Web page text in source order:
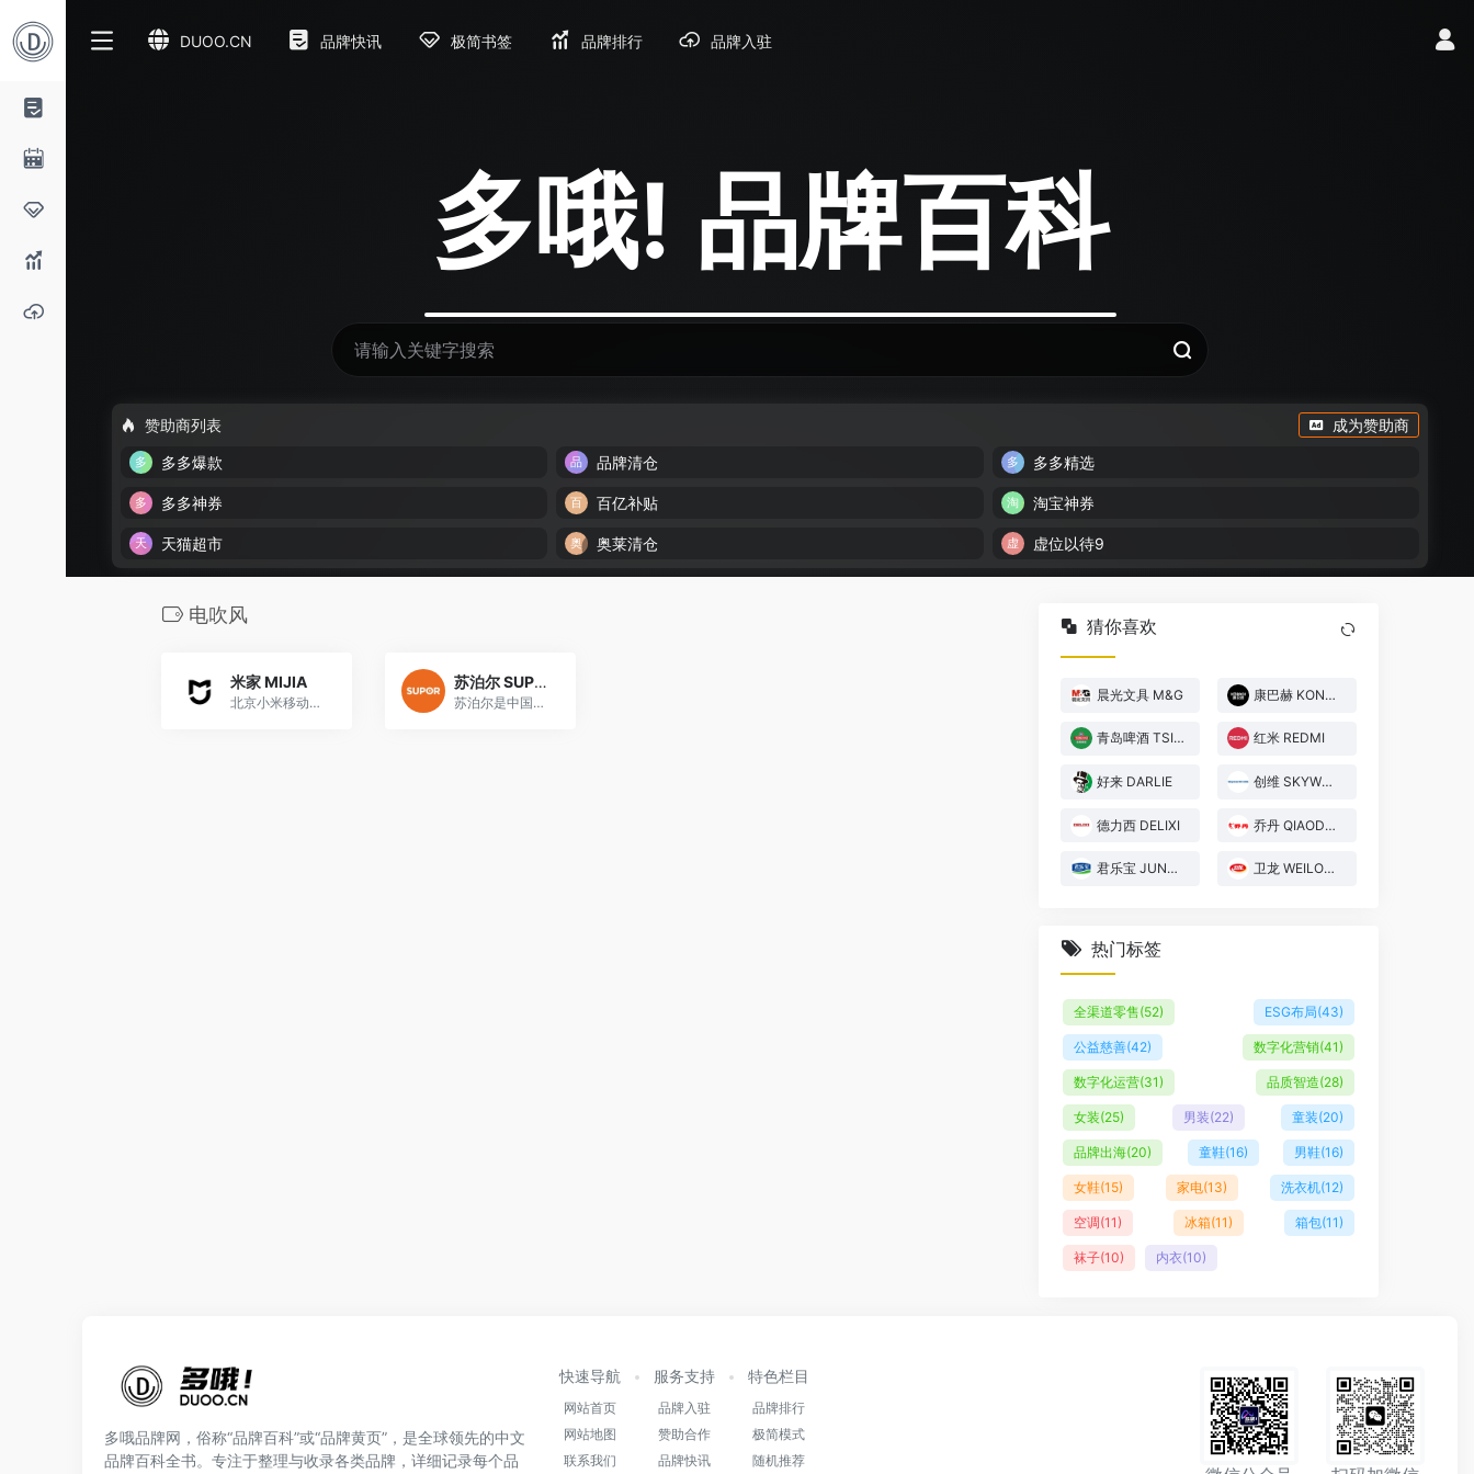
DUOO.CN 品牌快讯 极简书签 品牌排行 品牌入驻
多哦! 品牌百科
赞助商列表
成为赞助商
多多爆款
品牌清仓 多多精选
多多神券 百亿补贴 淘宝神券
天猫超市 奥莱清仓 虚位以待9
电吹风
米家 MIJIA
北京小米移动软件有限公司旗下品牌，始于2016年。小米在北京发布全新的生态链品牌MIJIA米家。新品牌日后专门承载小米供应链产品，而之前的小米品牌用于专门承载小米自有产品。
苏泊尔 SUPOR
苏泊尔是中国厨房小家电领导品牌，炊具研发制造商，是中国炊具行业首家上市公司(股票代码002032)，品质和创新是苏泊尔最重要的品牌价值， 如今的苏泊尔已从厨房走进客厅，不断用智巧的产品让消费者的生活变得更美好。
猜你喜欢
晨光文具 M&G 康巴赫 KONBAHE
青岛啤酒 TSINGTAO 红米 REDMI
好来 DARLIE 创维 SKYWORTH
德力西 DELIXI 乔丹 QIAODAN
君乐宝 JUNLEBAO 卫龙 WEILONG
热门标签
全渠道零售(52) ESG布局(43)
公益慈善(42) 数字化营销(41)
数字化运营(31) 品质智造(28)
女装(25) 男装(22) 童装(20)
品牌出海(20) 童鞋(16) 男鞋(16)
女鞋(15) 家电(13) 洗衣机(12)
空调(11) 冰箱(11) 箱包(11)
袜子(10) 内衣(10)
多哦品牌网，俗称“品牌百科”或“品牌黄页”，是全球领先的中文
品牌百科全书。专注于整理与收录各类品牌，详细记录每个品
快速导航
网站首页
网站地图
联系我们
服务支持
品牌入驻
赞助合作
品牌快讯
特色栏目
品牌排行
极简模式
随机推荐